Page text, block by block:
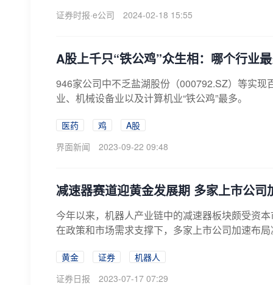
证券时报·e公司
2024-02-18 15:55
A股上千只“铁公鸡”众生相：哪个行业
946家公司中不乏盐湖股份（000792.SZ）等实
业、机械设备业以及计算机业“铁公鸡”最多。
医药 鸡
A股
界面新闻
2023-09-22 09:48
减速器赛道迎黄金发展期 多家上市公司
今年以来，机器人产业链中的减速器板块颇受资
在政策和市场需求支撑下，多家上市公司加速布
黄金 证券
机器人
证券日报
2023-07-17 07:29